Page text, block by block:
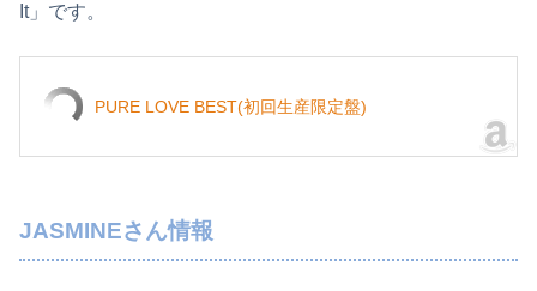
It」です。
PURE LOVE BEST(初回生産限定盤)
JASMINEさん情報